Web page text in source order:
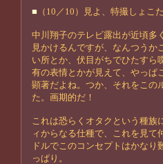
■ （10／10）見よ、特撮しょこ
中川翔子のテレビ露出が近頃多
見かけるんですが、なんつうか
い所とか、伏目がちでひたすら
有の表情とかが見えて、やっぱ
顕著だよね。つか、それをこの
た。画期的だ！
これは恐らくオタクという種族
ィからなる仕種で、これを見
ドルでこのコンセプトはかな
っぱり。